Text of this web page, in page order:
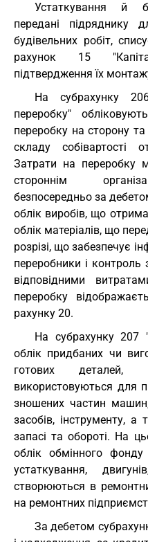
Устаткування й
передані підряднику
будівельних робіт,
рахунок 15
підтвердження їх
На субрахунку
переробку"
переробку на сторону
складу собівартості
Затрати на переробку
стороннім
безпосередньо за
облік виробів, що
облік матеріалів, що
розрізі, що забезпечує
переробники і контроль
відповідними
переробку
рахунку 20.
На субрахунку 207
облік придбаних чи
готових деталей,
використовуються для
зношених частин
засобів, інструменту,
запасі та обороті. На
облік обмінного
устаткування,
створюються в
на ремонтних
За дебетом